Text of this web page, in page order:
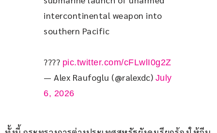
intercontinental weapon into
southern Pacific
???? pic.twitter.com/cFLwlI0g2Z
— Alex Raufoglu (@ralexdc) July
6, 2026